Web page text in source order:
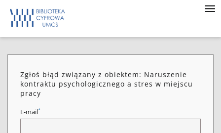
Zgłoś błąd związany z obiektem: Naruszenie
kontraktu psychologicznego a stres w miejscu
pracy
E-mail*